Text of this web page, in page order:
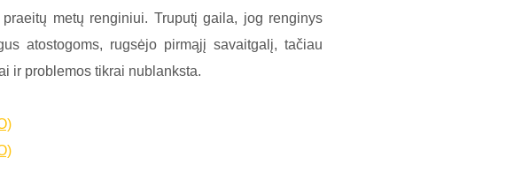
metų renginiui. Truputį gaila, jog renginys
atostogoms, rugsėjo pirmąjį savaitgalį, tačiau
ir problemos tikrai nublanksta.